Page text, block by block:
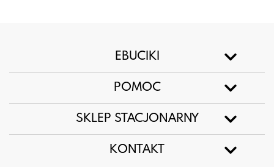
EBUCIKI
POMOC
SKLEP STACJONARNY
KONTAKT